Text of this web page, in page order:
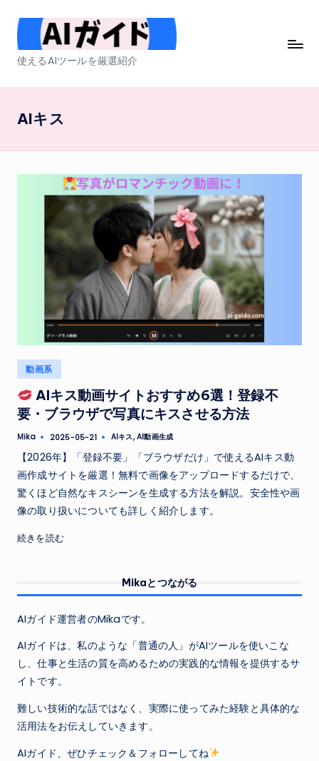
Skip
content
A
イ
ド
使えるAIツールを厳選紹介
AIキス
Posted
in
動画系
AIキス動画サイトおすすめ6選！登録不
要・ブラウザで写真にキスさせる方法
Posted
Mika 2025-05-21
Tags: AIキス,AI動画生成
【2026年】「登録不要」「ブラウザだけ」で使えるAIキス動
画作成サイトを厳選！無料で画像をアップロードするだけで、
驚くほど自然なキスシーンを生成する方法を解説。安全性や画
像の取り扱いについても詳しく紹介します。
続きを読む
Mikaとつながる
AIガイド運営者のMikaです。
AIガイドは、私のような「普通の人」がAIツールを使いこな
し、仕事と生活の質を高めるための実践的な情報を提供するサ
イトです。
難しい技術的な話ではなく、実際に使ってみた経験と具体的な
活用法をお伝えしていきます。
AIガイド、ぜひチェック＆フォローしてね